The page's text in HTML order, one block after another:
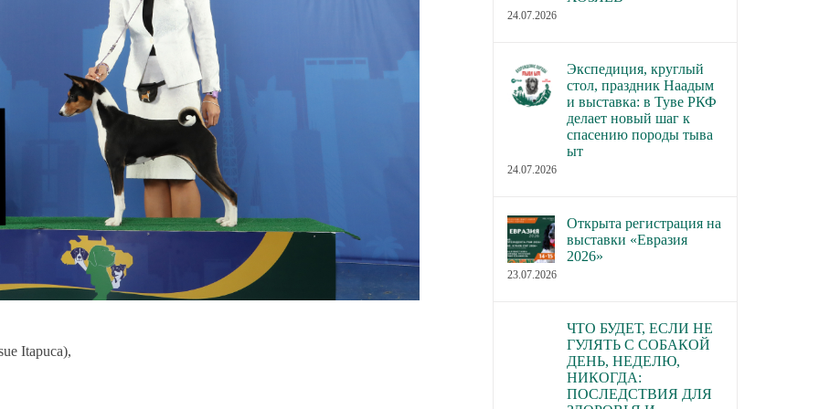
Itapuca),
24.07.2026
Экспедиция, круглый
стол, праздник Наадым
и выставка: в Туве РКФ
делает новый шаг к
спасению породы тыва
ыт
24.07.2026
Открыта регистрация на
выставки «Евразия
2026»
23.07.2026
ЧТО БУДЕТ, ЕСЛИ НЕ
ГУЛЯТЬ С СОБАКОЙ
ДЕНЬ, НЕДЕЛЮ,
НИКОГДА:
ПОСЛЕДСТВИЯ ДЛЯ